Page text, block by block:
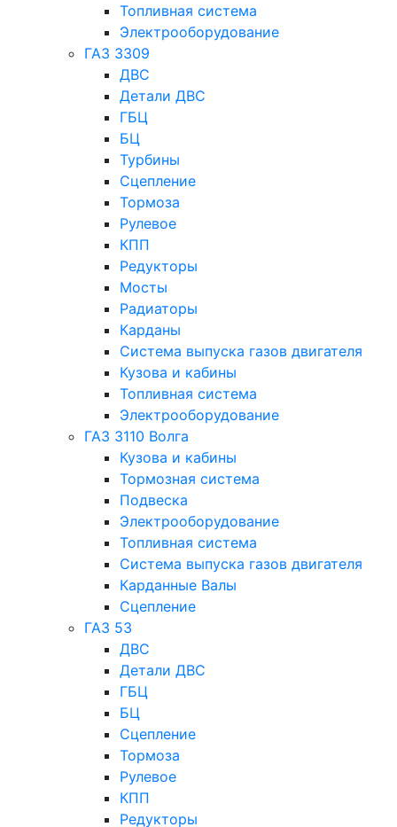
Топливная система
Электрооборудование
ГАЗ 3309
ДВС
Детали ДВС
ГБЦ
БЦ
Турбины
Сцепление
Тормоза
Рулевое
КПП
Редукторы
Мосты
Радиаторы
Карданы
Система выпуска газов двигателя
Кузова и кабины
Топливная система
Электрооборудование
ГАЗ 3110 Волга
Кузова и кабины
Тормозная система
Подвеска
Электрооборудование
Топливная система
Система выпуска газов двигателя
Карданные Валы
Сцепление
ГАЗ 53
ДВС
Детали ДВС
ГБЦ
БЦ
Сцепление
Тормоза
Рулевое
КПП
Редукторы